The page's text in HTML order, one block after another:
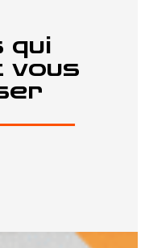
qui
vous